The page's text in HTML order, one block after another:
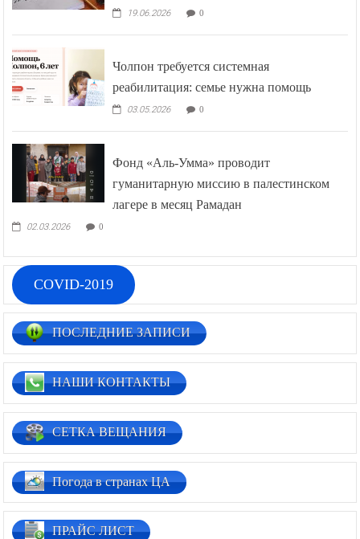
19.06.2026 0
Чолпон требуется системная
реабилитация: семье нужна помощь
03.05.2026 0
Фонд «Аль-Умма» проводит
гуманитарную миссию в палестинском
лагере в месяц Рамадан
02.03.2026 0
COVID-2019
ПОСЛЕДНИЕ ЗАПИСИ
НАШИ КОНТАКТЫ
СЕТКА ВЕЩАНИЯ
Погода в странах ЦА
ПРАЙС ЛИСТ